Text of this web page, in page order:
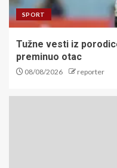
SPORT
Tužne vesti iz
preminuo otac
08/08/2026 reporter